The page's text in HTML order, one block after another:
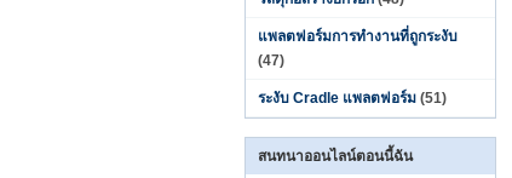
แพลตฟอร์มการทำงานที่ถูกระงับ
(47)
ระงับ Cradle แพลตฟอร์ม (51)
สนทนาออนไลน์ตอนนี้ฉัน